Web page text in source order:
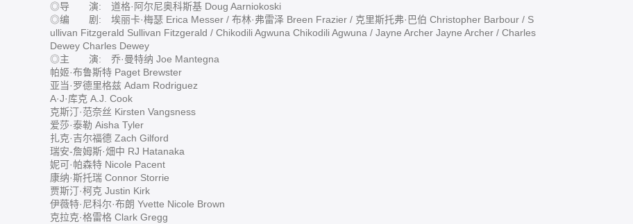
◎导 演: 道格·阿尔尼奥科斯基 Doug Aarniokoski
◎编 剧: 埃丽卡·梅瑟 Erica Messer / 布林·弗雷泽 Breen Frazier / 克里斯托弗·巴伯 Christopher Barbour / S
ullivan Fitzgerald Sullivan Fitzgerald / Chikodili Agwuna Chikodili Agwuna / Jayne Archer Jayne Archer / Charles
Dewey Charles Dewey
◎主 演: 乔·曼特纳 Joe Mantegna
帕姬·布鲁斯特 Paget Brewster
亚当·罗德里格兹 Adam Rodriguez
A·J·库克 A.J. Cook
克斯汀·范奈丝 Kirsten Vangsness
爱莎·泰勒 Aisha Tyler
扎克·吉尔福德 Zach Gilford
瑞安-詹姆斯·畑中 RJ Hatanaka
妮可·帕森特 Nicole Pacent
康纳·斯托瑞 Connor Storrie
贾斯汀·柯克 Justin Kirk
伊薇特·尼科尔·布朗 Yvette Nicole Brown
克拉克·格雷格 Clark Gregg